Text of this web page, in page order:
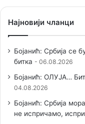
Најновији чланци
Бојанић: Србија се
битка
06.08.2026
Бојанић: ОЛУЈА…
04.08.2026
Бојанић: Србија
не испричамо,